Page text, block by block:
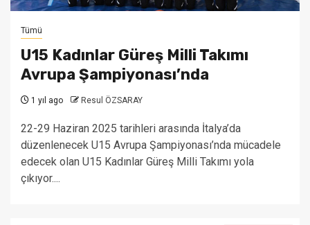
Tümü
U15 Kadınlar Güreş Milli Takımı
Avrupa Şampiyonası’nda
1 yıl ago Resul ÖZSARAY
22-29 Haziran 2025 tarihleri arasında İtalya’da
düzenlenecek U15 Avrupa Şampiyonası’nda mücadele
edecek olan U15 Kadınlar Güreş Milli Takımı yola
çıkıyor....